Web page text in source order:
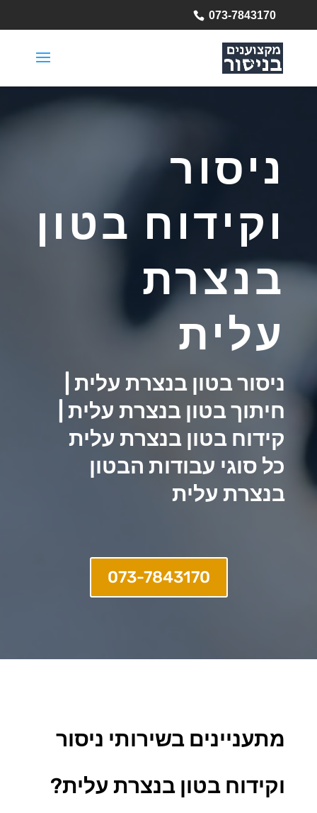
073-7843170
ניסור
וקידוח בטון
בנצרת
עלית
ניסור בטון בנצרת עלית |
חיתוך בטון בנצרת עלית |
קידוח בטון בנצרת עלית
כל סוגי עבודות הבטון
בנצרת עלית
073-7843170
מתעניינים בשירותי ניסור
וקידוח בטון בנצרת עלית?